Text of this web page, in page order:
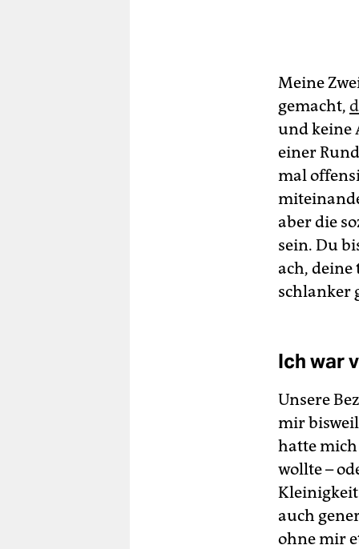
Meine
gemacht,
und keine
einer
mal
aber die
sein. Du
ach,
schlanker
Ich war
Unsere
mir
hatte mich
wollte –
Kleinigkeit
auch
ohne mir